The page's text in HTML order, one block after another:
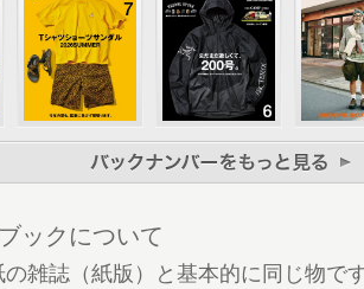
CAMP 冬 告知
CAMP vol.19 Report PART 1
2
の通販
Livin’
BOOK 告知
ックについて
雑誌（紙版）と基本的に同じ物で